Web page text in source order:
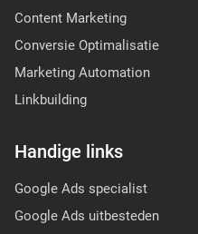
Content Marketing
Conversie Optimalisatie
Marketing Automation
Linkbuilding
Handige links
Google Ads specialist
Google Ads uitbesteden